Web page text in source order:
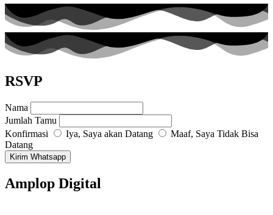
RSVP
Nama
Jumlah Tamu
Konfirmasi
Iya, Saya akan Datang
Maaf, Saya Tidak Bisa
Datang
Kirim Whatsapp
Amplop Digital